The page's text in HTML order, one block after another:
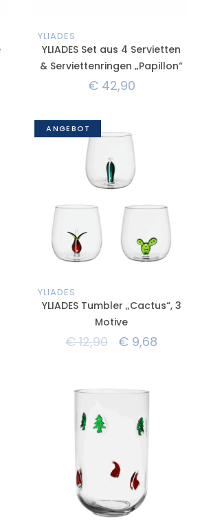
YLIADES
YLIADES Set aus 4 Servietten
& Serviettenringen „Papillon“
€42,90
ANGEBOT
YLIADES
YLIADES Tumbler „Cactus“, 3
Motive
€ 12,90 € 9,68